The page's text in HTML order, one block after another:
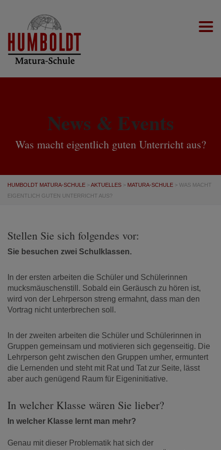
News & Events
Was macht eigentlich guten Unterricht aus?
HUMBOLDT MATURA-SCHULE >AKTUELLES > MATURA-SCHULE > WAS MACHT
EIGENTLICH GUTEN UNTERRICHT AUS?
Stellen Sie sich folgendes vor:
Sie besuchen zwei Schulklassen.
In der ersten arbeiten die Schüler und Schülerinnen
mucksmäuschenstill. Sobald ein Geräusch zu hören ist,
wird von der Lehrperson streng ermahnt, dass man den
Vortrag nicht unterbrechen soll.
In der zweiten arbeiten die Schüler und Schülerinnen in
Gruppen gemeinsam und motivieren sich gegenseitig. Die
Lehrperson geht zwischen den Gruppen umher, ermuntert
die Lernenden und steht mit Rat und Tat zur Seite, lässt
aber auch genügend Raum für Eigeninitiative.
In welcher Klasse wären Sie lieber?
In welcher Klasse lernt man mehr?
Genau mit dieser Problematik hat sich der